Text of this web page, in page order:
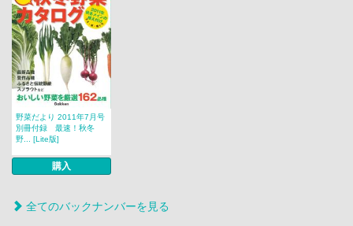
野菜だより 2011年7月号
別冊付録 最速！秋冬
野... [Lite版]
購入
全てのバックナンバーを見る